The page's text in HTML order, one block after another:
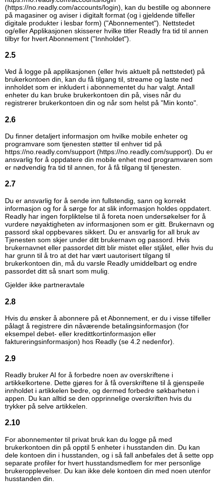
(https://no.readly.com/accounts/login) , kan du bestille og abonnere
på magasiner og aviser i digitalt format (og i gjeldende tilfeller
digitale produkter i lesbar form) ("Abonnementet"). Nettstedet
og/eller Applikasjonen skisserer hvilke titler Readly fra tid til annen
tilbyr for hvert Abonnement ("Innholdet").
2.5
Ved å logge på applikasjonen (eller hvis aktuelt på nettstedet) på
brukerkontoen din, kan du få tilgang til, streame og laste ned
innholdet som er inkludert i abonnementet du har valgt. Antall
enheter du kan bruke brukerkontoen din på, vises når du
registrerer brukerkontoen din og når som helst på "Min konto".
2.6
Du finner detaljert informasjon om hvilke mobile enheter og
programvare som tjenesten støtter til enhver tid på
https://no.readly.com/support (https://no.readly.com/support) . Du er
ansvarlig for å oppdatere din mobile enhet med programvaren som
er nødvendig fra tid til annen, for å få tilgang til tjenesten.
2.7
Du er ansvarlig for å sende inn fullstendig, sann og korrekt
informasjon og for å sørge for at slik informasjon holdes oppdatert.
Readly har ingen forpliktelse til å foreta noen undersøkelser for å
vurdere nøyaktigheten av informasjonen som er gitt. Brukernavn og
passord skal oppbevares sikkert. Du er ansvarlig for all bruk av
Tjenesten som skjer under ditt brukernavn og passord. Hvis
brukernavnet eller passordet ditt blir mistet eller stjålet, eller hvis du
har grunn til å tro at det har vært uautorisert tilgang til
brukerkontoen din, må du varsle Readly umiddelbart og endre
passordet ditt så snart som mulig.
Gjelder ikke partneravtale
2.8
Hvis du ønsker å abonnere på et Abonnement, er du i visse tilfeller
pålagt å registrere din nåværende betalingsinformasjon (for
eksempel debet- eller kredittkortinformasjon eller
faktureringsinformasjon) hos Readly (se 4.2 nedenfor).
2.9
Readly bruker AI for å forbedre noen av overskriftene i
artikkelkortene. Dette gjøres for å få overskriftene til å gjenspeile
innholdet i artikkelen bedre, og dermed forbedre søkbarheten i
appen. Du kan alltid se den opprinnelige overskriften hvis du
trykker på selve artikkelen.
2.10
For abonnementer til privat bruk kan du logge på med
brukerkontoen din på opptil 5 enheter i husstanden din. Du kan
dele kontoen din i husstanden, og i så fall anbefales det å sette opp
separate profiler for hvert husstandsmedlem for mer personlige
brukeropplevelser. Du kan ikke dele kontoen din med noen utenfor
husstanden din.